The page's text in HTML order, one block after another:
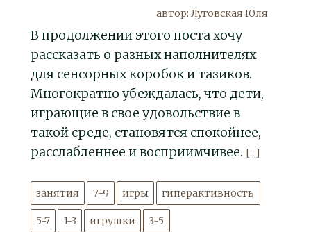
автор: Луговская Юля
В продолжении этого поста хочу
рассказать о разных наполнителях
для сенсорных коробок и тазиков.
Многократно убеждалась, что дети,
играющие в свое удовольствие в
такой среде, становятся спокойнее,
расслабленнее и восприимчивее. [...]
занятия 7-9 игры гиперактивность
5-7 1-3 игрушки 3-5